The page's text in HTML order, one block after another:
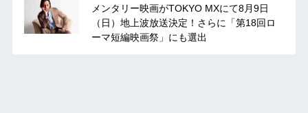
メンタリー映画がTOKYO MXにて8月9日
（日）地上波放送決定！さらに「第18回ロ
ーマ短編映画祭」にも選出